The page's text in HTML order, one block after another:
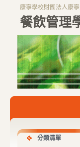
餐飲管理
康寧學校財團法人康
分類清單